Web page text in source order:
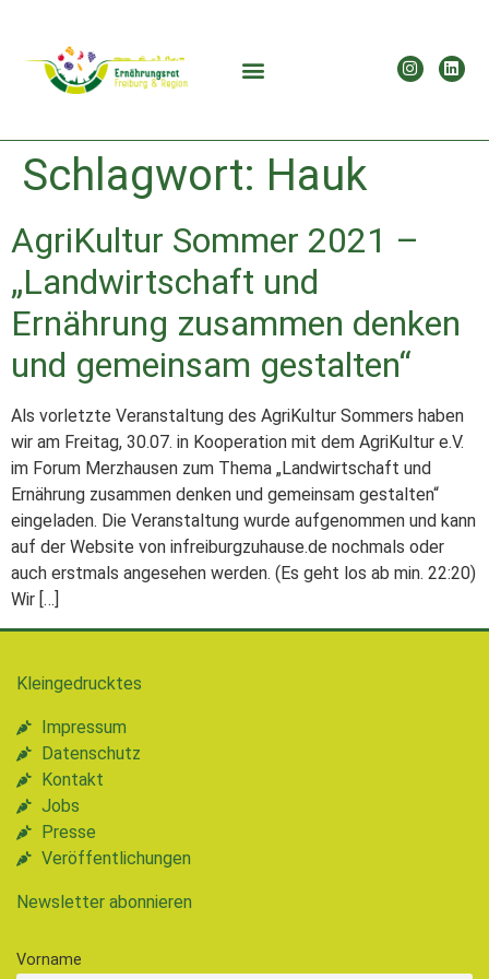
Schlagwort: Hauk
AgriKultur Sommer 2021 –
„Landwirtschaft und
Ernährung zusammen denken
und gemeinsam gestalten“
Als vorletzte Veranstaltung des AgriKultur Sommers haben
wir am Freitag, 30.07. in Kooperation mit dem AgriKultur e.V.
im Forum Merzhausen zum Thema „Landwirtschaft und
Ernährung zusammen denken und gemeinsam gestalten“
eingeladen. Die Veranstaltung wurde aufgenommen und kann
auf der Website von infreiburgzuhause.de nochmals oder
auch erstmals angesehen werden. (Es geht los ab min. 22:20)
Wir […]
Kleingedrucktes
Impressum
Datenschutz
Kontakt
Jobs
Presse
Veröffentlichungen
Newsletter abonnieren
Vorname